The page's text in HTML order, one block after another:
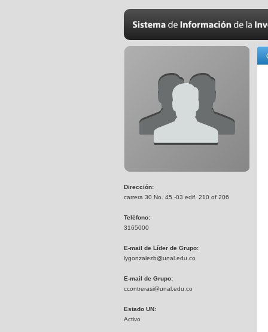
Dirección:
carrera 30 No. 45 -03 edif. 210 of 206
Teléfono:
3165000
E-mail de Líder de Grupo:
lygonzalezb@unal.edu.co
E-mail de Grupo:
ccontrerasi@unal.edu.co
Estado UN:
Activo